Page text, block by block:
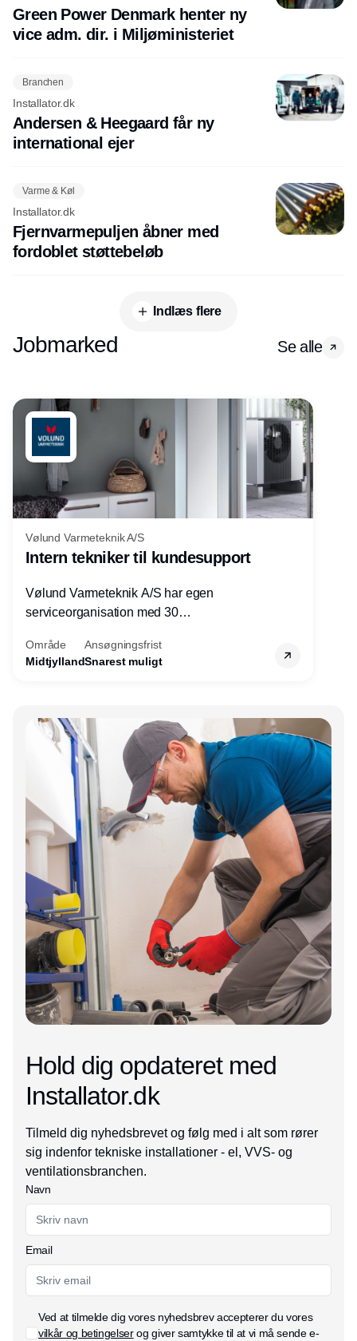
Green Power Denmark henter ny
vice adm. dir. i Miljøministeriet
Branchen
Installator.dk
Andersen & Heegaard får ny
international ejer
Varme & Køl
Installator.dk
Fjernvarmepuljen åbner med
fordoblet støttebeløb
Indlæs flere
Jobmarked Se alle
Vølund Varmeteknik A/S
Intern tekniker til kundesupport
Vølund Varmeteknik A/S har egen
serviceorganisation med 30
søger nu endnu en teknisk kollega - denne
gang til kundesupport på kontoret i Herning.
Område
Midtjylland
Ansøgningsfrist
Snarest muligt
Annonce
Hold dig opdateret med
Installator.dk
Tilmeld dig nyhedsbrevet og følg med i alt som rører
sig indenfor tekniske installationer - el, VVS- og
ventilationsbranchen.
Navn
Email
Ved at tilmelde dig vores nyhedsbrev accepterer du vores
vilkår og betingelserog giver samtykke til at vi må sende e-